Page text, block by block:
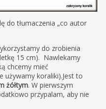
do tłumaczenia „co autor
do zrobienia
15 cm). Nawlekamy
chcemy mieć
używamy koraliki).Jest to
żółtym. W pierwszym
przypalam, aby nie